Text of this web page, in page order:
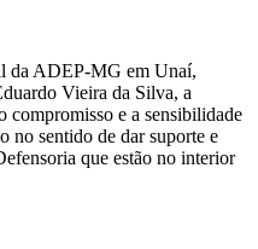
da ADEP-MG em Unaí,
Vieira da Silva, a
compromisso e a sensibilidade
no sentido de dar suporte e
que estão no interior